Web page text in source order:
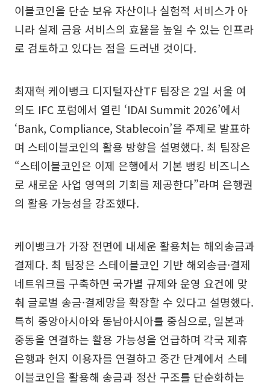
이블코인을 단순 보유 자산이나 실험적 서비스가 아
니라 실제 금융 서비스의 효율을 높일 수 있는 인프라
로 검토하고 있다는 점을 드러낸 것이다.
최재혁 케이뱅크 디지털자산TF 팀장은 2일 서울 여
의도 IFC 포럼에서 열린 ‘IDAI Summit 2026’에서
‘Bank, Compliance, Stablecoin’을 주제로 발표하
며 스테이블코인의 활용 방향을 설명했다. 최 팀장은
“스테이블코인은 이제 은행에서 기본 뱅킹 비즈니스
로 새로운 사업 영역의 기회를 제공한다”라며 은행권
의 활용 가능성을 강조했다.
케이뱅크가 가장 전면에 내세운 활용처는 해외송금과
결제다. 최 팀장은 스테이블코인 기반 해외송금·결제
네트워크를 구축하면 국가별 규제와 운영 요건에 맞
춰 글로벌 송금·결제망을 확장할 수 있다고 설명했다.
특히 중앙아시아와 동남아시아를 중심으로, 일본과
중동을 연결하는 활용 가능성을 언급하며 각국 제휴
은행과 현지 이용자를 연결하고 중간 단계에서 스테
이블코인을 활용해 송금과 정산 구조를 단순화하는